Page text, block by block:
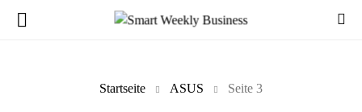
Startseite ASUS Seite 3